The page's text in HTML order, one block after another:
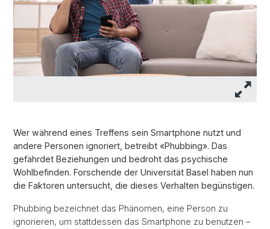
Wer während eines Treffens sein Smartphone nutzt und
andere Personen ignoriert, betreibt «Phubbing». Das
gefährdet Beziehungen und bedroht das psychische
Wohlbefinden. Forschende der Universität Basel haben nun
die Faktoren untersucht, die dieses Verhalten begünstigen.
Phubbing bezeichnet das Phänomen, eine Person zu
ignorieren, um stattdessen das Smartphone zu benutzen –